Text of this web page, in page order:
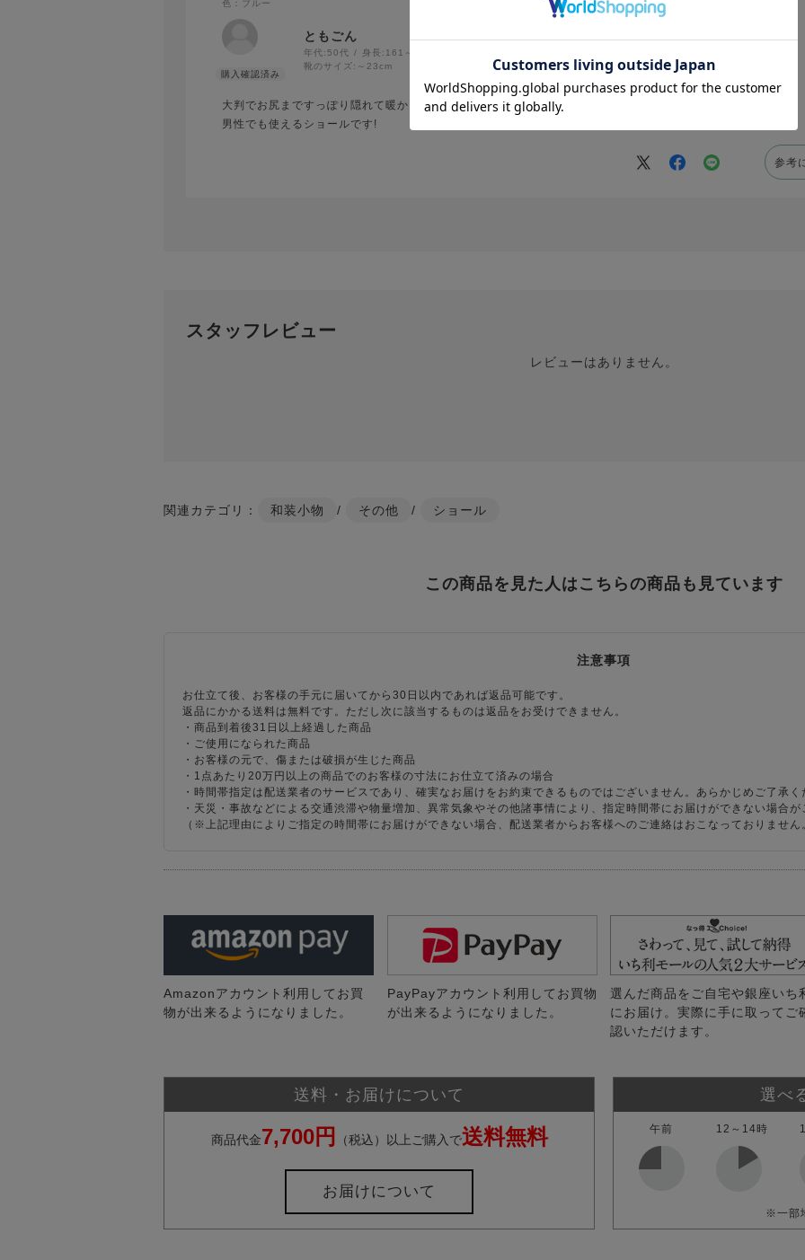
色：ブルー
ともごん
年代: 50代 身長: 161～165cm
靴のサイズ: ～23cm
大判でお尻まですっぽり隠れて暖かいです。
男性でも使えるショールです!
参考
スタッフレビュー
レビューはありません。
関連カテゴリ： 和装小物 / その他 / ショール
この商品を見た人はこちらの商品も見ています
注意事項
お仕立て後、お客様の手元に届いてから30日以内であれば返品可能です。
返品にかかる送料は無料です。ただし次に該当するものは返品をお受けできません。
・商品到着後31日以上経過した商品
・ご使用になられた商品
・お客様の元で、傷または破損が生じた商品
・1点あたり20万円以上の商品でのお客様の寸法にお仕立て済みの場合
・時間帯指定は配送業者のサービスであり、確実なお届けをお約束できるものではございません。あらかじめご了承く
・天災・事故などによる交通渋滞や物量増加、異常気象やその他諸事情により、指定時間帯にお届けができない場合が
（※上記理由によりご指定の時間帯にお届けができない場合、配送業者からお客様へのご連絡はおこなっておりません
Amazonアカウント利用してお買
物が出来るようになりました。
PayPayアカウント利用してお買物
が出来るようになりました。
選んだ商品をご自宅や銀座いち
にお届け。実際に手に取ってご
認いただけます。
送料・お届けについて
商品代金7,700円 （税込）以上ご購入で送料無料
お届けについて
選べ
午前 12～14時
※一部